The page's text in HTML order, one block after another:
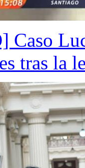
Caso
tras la